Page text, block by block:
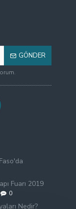
GÖNDER
Fuarı 2019
0
Nedir?